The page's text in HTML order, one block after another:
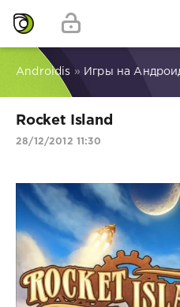
Androidis » Игры на
Rocket Island
28/12/2012 11:30